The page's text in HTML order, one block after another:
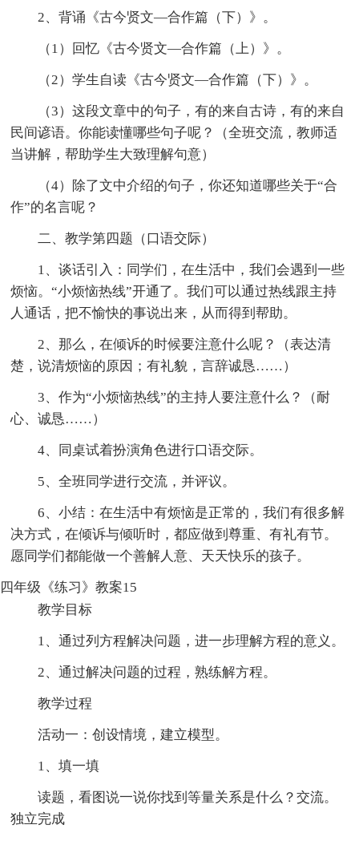
2、背诵《古今贤文—合作篇（下）》。
（1）回忆《古今贤文—合作篇（上）》。
（2）学生自读《古今贤文—合作篇（下）》。
（3）这段文章中的句子，有的来自古诗，有的来自
民间谚语。你能读懂哪些句子呢？（全班交流，教师适
当讲解，帮助学生大致理解句意）
（4）除了文中介绍的句子，你还知道哪些关于“合
作”的名言呢？
二、教学第四题（口语交际）
1、谈话引入：同学们，在生活中，我们会遇到一些
烦恼。“小烦恼热线”开通了。我们可以通过热线跟主持
人通话，把不愉快的事说出来，从而得到帮助。
2、那么，在倾诉的时候要注意什么呢？（表达清
楚，说清烦恼的原因；有礼貌，言辞诚恳……）
3、作为“小烦恼热线”的主持人要注意什么？（耐
心、诚恳……）
4、同桌试着扮演角色进行口语交际。
5、全班同学进行交流，并评议。
6、小结：在生活中有烦恼是正常的，我们有很多解
决方式，在倾诉与倾听时，都应做到尊重、有礼有节。
愿同学们都能做一个善解人意、天天快乐的孩子。
四年级《练习》教案15
教学目标
1、通过列方程解决问题，进一步理解方程的意义。
2、通过解决问题的过程，熟练解方程。
教学过程
活动一：创设情境，建立模型。
1、填一填
读题，看图说一说你找到等量关系是什么？交流。
独立完成